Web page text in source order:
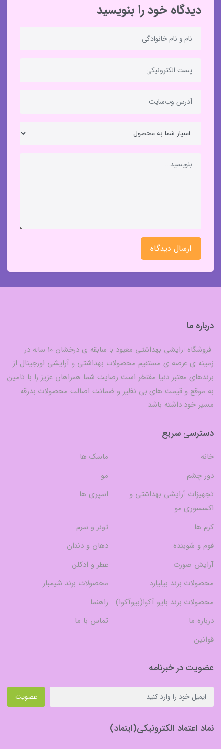
دیدگاه خود را بنویسید
ارسال دیدگاه
درباره ما
فروشگاه ارایشی بهداشتی معبود با سابقه ی درخشان 10 ساله در
زمینه ی عرضه ی مستقیم محصولات بهداشتی و آرایشی اورجینال از
برندهای معتبر دنیا مفتخر است رضایت شما همراهان عزیز را با تامین
به موقع و قیمت های بی نظیر و ضمانت اصالت محصولات بدرقه
مسیر خود داشته باشد.
دسترسی سریع
خانه
ماسک ها
دور چشم
مو
تجهیزات آرایشی بهداشتی و
اکسسوری مو
اسپری ها
کرم ها
تونر و سرم
فوم و شوینده
دهان و دندان
آرایش صورت
عطر و ادکلن
محصولات برند بیلیارد
محصولات برند شیمبار
محصولات برند بایو آکوا(بیوآکوا)
راهنما
درباره ما
تماس با ما
قوانین
عضویت در خبرنامه
عضویت
نماد اعتماد الکترونیکی(اینماد)